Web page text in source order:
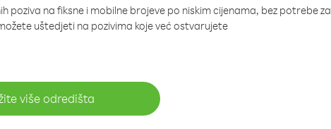
na fiksne i mobilne brojeve po niskim cijenama, bez potrebe za
uštedjeti na pozivima koje već ostvarujete
više odredišta